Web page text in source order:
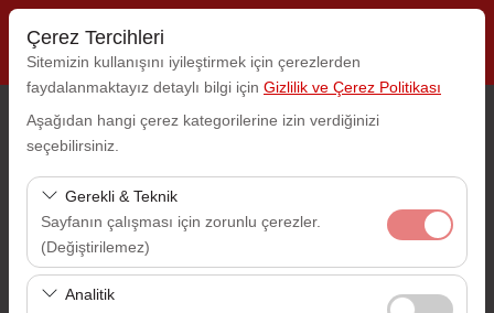
Çerez Tercihleri
Sitemizin kullanışını iyileştirmek için çerezlerden
faydalanmaktayız detaylı bilgi için Gizlilik ve Çerez Politikası
Aşağıdan hangi çerez kategorilerine izin verdiğinizi
seçebilirsiniz.
Gerekli & Teknik
Sayfanın çalışması için zorunlu çerezler.
(Değiştirilemez)
Bu çerezler sitenin doğru şekilde çalışması, güvenlik,
Analitik
Araç Alış Yeri
Nereden Alacaksınız?
Farklı yerde bırakmak istiyorum
Araç Alım Tarihi